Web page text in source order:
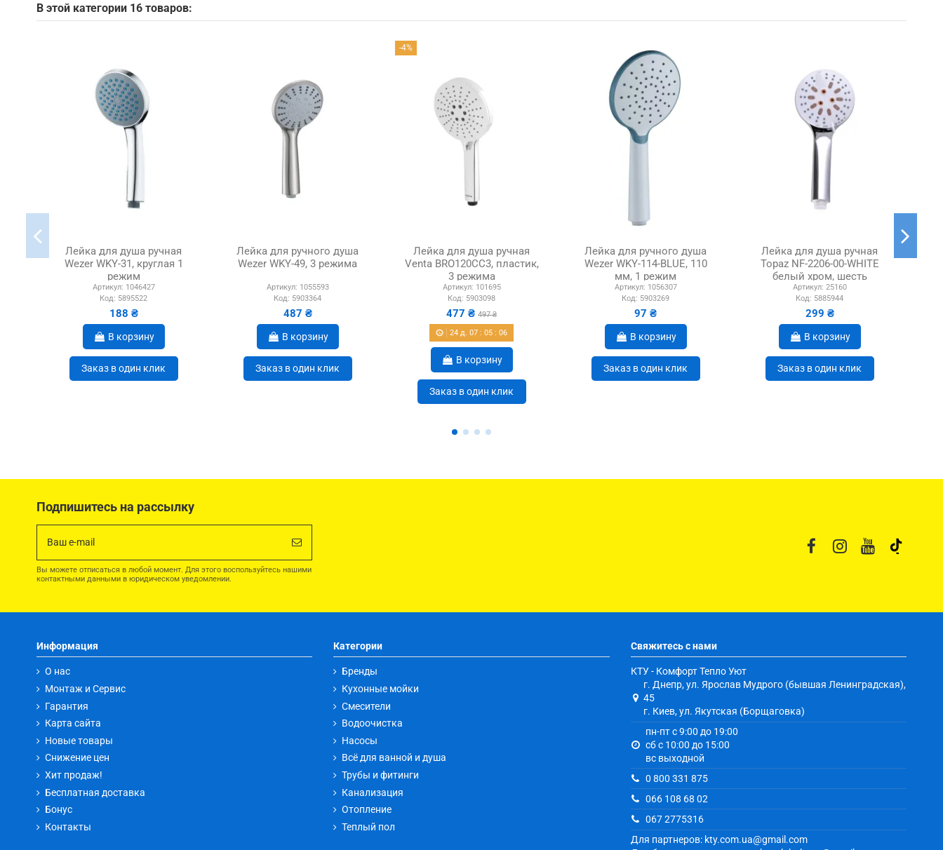
В этой категории 16 товаров:
Лейка для душа ручная
Wezer WKY-31, круглая 1
режим
Артикул: 1046427
Код: 5895522
188 ₴
В корзину
Заказ в один клик
Лейка для ручного душа
Wezer WKY-49, 3 режима
Артикул: 1055593
Код: 5903364
487 ₴
В корзину
Заказ в один клик
-4%
Лейка для душа ручная
Venta BRO120CC3, пластик,
3 режима
Артикул: 101695
Код: 5903098
477 ₴ 497 ₴
24 д. 07 :05 :05
В корзину
Заказ в один клик
Лейка для ручного душа
Wezer WKY-114-BLUE, 110
мм, 1 режим
Артикул: 1056307
Код: 5903269
97 ₴
В корзину
Заказ в один клик
Лейка для душа ручная
Topaz NF-2206-00-WHITE
белый хром, шесть
режимов
Артикул: 25160
Код: 5885944
299 ₴
В корзину
Заказ в один клик
Подпишитесь на рассылку
Вы можете отписаться в любой момент. Для этого воспользуйтесь нашими
контактными данными в юридическом уведомлении.
Информация
О нас
Монтаж и Сервис
Гарантия
Карта сайта
Новые товары
Снижение цен
Хит продаж!
Бесплатная доставка
Бонус
Контакты
Категории
Бренды
Кухонные мойки
Смесители
Водоочистка
Насосы
Всё для ванной и душа
Трубы и фитинги
Канализация
Отопление
Теплый пол
Свяжитесь с нами
КТУ - Комфорт Тепло Уют
г. Днепр, ул. Ярослав Мудрого (бывшая Ленинградская),
45
г. Киев, ул. Якутская (Борщаговка)
пн-пт с 9:00 до 19:00
сб с 10:00 до 15:00
вс выходной
0 800 331 875
066 108 68 02
067 2775316
Для партнеров: kty.com.ua@gmail.com